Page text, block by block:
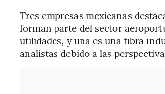
Tres empresas mexicanas
forman parte del sector
utilidades, y una es una fibra
analistas debido a las